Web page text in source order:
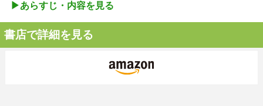
▶︎あらすじ・内容を見る
書店で詳細を見る